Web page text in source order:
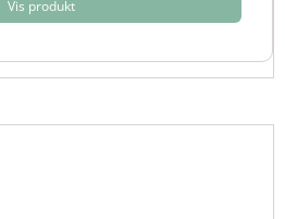
Vis produkt